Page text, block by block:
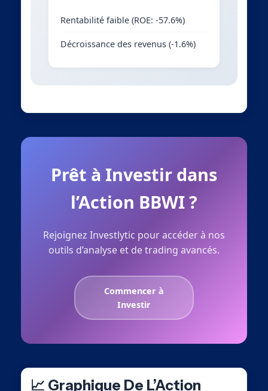
Rentabilité faible (ROE: -57.6%)
Décroissance des revenus (-1.6%)
Prêt à Investir dans
l’Action BBWI ?
Rejoignez Investlytic pour accéder à nos
outils d’analyse et de trading avancés.
Commencer à
Investir
📈 Graphique De L’Action